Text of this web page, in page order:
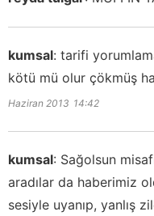
kumsal: tarifi
kötü mü olur çökmüş
Haziran 2013 14:42
kumsal: Sağolsun
aradılar da haberimiz
sesiyle uyanıp, yanlış